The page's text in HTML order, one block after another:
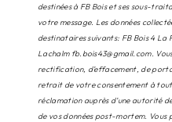
destinées à FB Bois et ses sous-
votre message. Les données
destinataires suivants: FB Bois 4
Lachalm fb.bois43@gmail.com.
rectification, d’effacement, de
retrait de votre consentement à
réclamation auprès d’une autorité
de vos données post-mortem. Vous